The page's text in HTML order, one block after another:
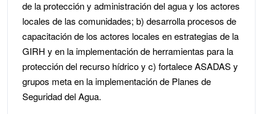
de la protección y administración del agua y los actores
locales de las comunidades; b) desarrolla procesos de
capacitación de los actores locales en estrategias de la
GIRH y en la implementación de herramientas para la
protección del recurso hídrico y c) fortalece ASADAS y
grupos meta en la implementación de Planes de
Seguridad del Agua.